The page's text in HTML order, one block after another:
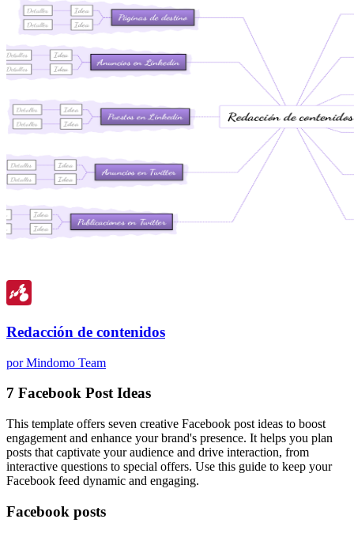
Redacción de contenidos
por Mindomo Team
7 Facebook Post Ideas
This template offers seven creative Facebook post ideas to boost
engagement and enhance your brand's presence. It helps you plan
posts that captivate your audience and drive interaction, from
interactive questions to special offers. Use this guide to keep your
Facebook feed dynamic and engaging.
Facebook posts